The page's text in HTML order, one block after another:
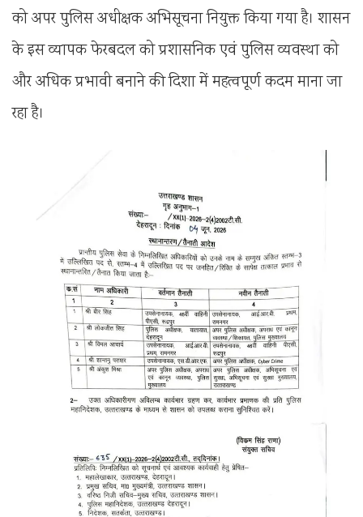
को अपर पुलिस अधीक्षक अभिसूचना नियुक्त किया गया है। शासन
के इस व्यापक फेरबदल को प्रशासनिक एवं पुलिस व्यवस्था को
और अधिक प्रभावी बनाने की दिशा में महत्वपूर्ण कदम माना जा
रहा है।